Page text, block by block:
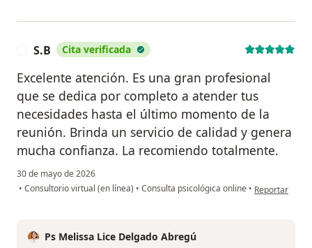
S.B Cita verificada
Excelente atención. Es una gran profesional
que se dedica por completo a atender tus
necesidades hasta el último momento de la
reunión. Brinda un servicio de calidad y genera
mucha confianza. La recomiendo totalmente.
30 de mayo de 2026
• Consultorio virtual (en línea) • Consulta psicológica online • en opinión del
Reportar
Ps Melissa Lice Delgado Abregú